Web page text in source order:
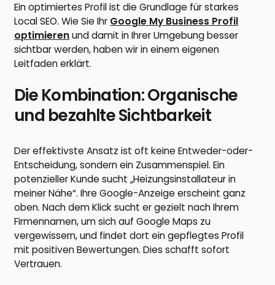
Ein optimiertes Profil ist die Grundlage für starkes
Local SEO. Wie Sie Ihr Google My Business Profil
optimierenund damit in Ihrer Umgebung besser
sichtbar werden, haben wir in einem eigenen
Leitfaden erklärt.
Die Kombination: Organische
und bezahlte Sichtbarkeit
Der effektivste Ansatz ist oft keine Entweder-oder-
Entscheidung, sondern ein Zusammenspiel. Ein
potenzieller Kunde sucht „Heizungsinstallateur in
meiner Nähe“. Ihre Google-Anzeige erscheint ganz
oben. Nach dem Klick sucht er gezielt nach Ihrem
Firmennamen, um sich auf Google Maps zu
vergewissern, und findet dort ein gepflegtes Profil
mit positiven Bewertungen. Dies schafft sofort
Vertrauen.